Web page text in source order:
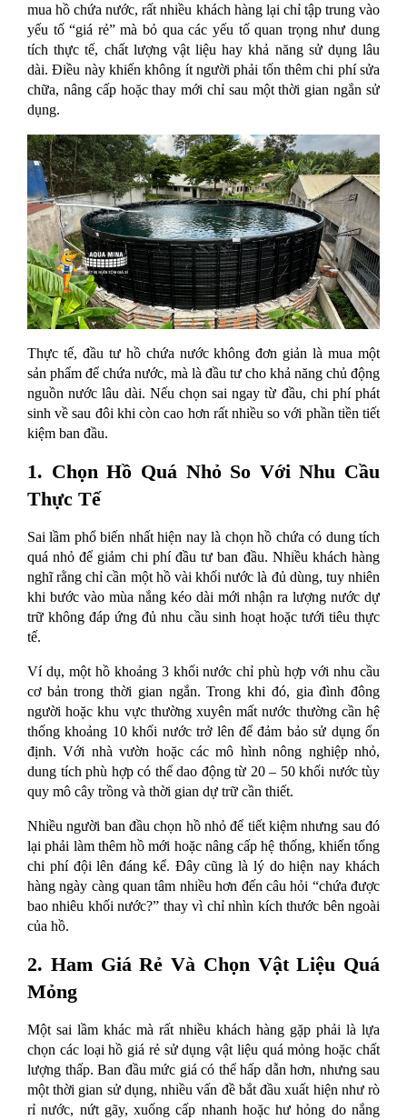
mua hồ chứa nước, rất nhiều khách hàng lại chỉ tập trung vào
yếu tố “giá rẻ” mà bỏ qua các yếu tố quan trọng như dung
tích thực tế, chất lượng vật liệu hay khả năng sử dụng lâu
dài. Điều này khiến không ít người phải tốn thêm chi phí sửa
chữa, nâng cấp hoặc thay mới chỉ sau một thời gian ngắn sử
dụng.
Thực tế, đầu tư hồ chứa nước không đơn giản là mua một
sản phẩm để chứa nước, mà là đầu tư cho khả năng chủ động
nguồn nước lâu dài. Nếu chọn sai ngay từ đầu, chi phí phát
sinh về sau đôi khi còn cao hơn rất nhiều so với phần tiền tiết
kiệm ban đầu.
1. Chọn Hồ Quá Nhỏ So Với Nhu Cầu
Thực Tế
Sai lầm phổ biến nhất hiện nay là chọn hồ chứa có dung tích
quá nhỏ để giảm chi phí đầu tư ban đầu. Nhiều khách hàng
nghĩ rằng chỉ cần một hồ vài khối nước là đủ dùng, tuy nhiên
khi bước vào mùa nắng kéo dài mới nhận ra lượng nước dự
trữ không đáp ứng đủ nhu cầu sinh hoạt hoặc tưới tiêu thực
tế.
Ví dụ, một hồ khoảng 3 khối nước chỉ phù hợp với nhu cầu
cơ bản trong thời gian ngắn. Trong khi đó, gia đình đông
người hoặc khu vực thường xuyên mất nước thường cần hệ
thống khoảng 10 khối nước trở lên để đảm bảo sử dụng ổn
định. Với nhà vườn hoặc các mô hình nông nghiệp nhỏ,
dung tích phù hợp có thể dao động từ 20 – 50 khối nước tùy
quy mô cây trồng và thời gian dự trữ cần thiết.
Nhiều người ban đầu chọn hồ nhỏ để tiết kiệm nhưng sau đó
lại phải làm thêm hồ mới hoặc nâng cấp hệ thống, khiến tổng
chi phí đội lên đáng kể. Đây cũng là lý do hiện nay khách
hàng ngày càng quan tâm nhiều hơn đến câu hỏi “chứa được
bao nhiêu khối nước?” thay vì chỉ nhìn kích thước bên ngoài
của hồ.
2. Ham Giá Rẻ Và Chọn Vật Liệu Quá
Mỏng
Một sai lầm khác mà rất nhiều khách hàng gặp phải là lựa
chọn các loại hồ giá rẻ sử dụng vật liệu quá mỏng hoặc chất
lượng thấp. Ban đầu mức giá có thể hấp dẫn hơn, nhưng sau
một thời gian sử dụng, nhiều vấn đề bắt đầu xuất hiện như rò
rỉ nước, nứt gãy, xuống cấp nhanh hoặc hư hỏng do nắng